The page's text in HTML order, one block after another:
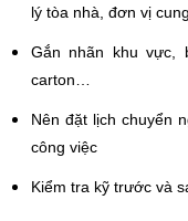
lý tòa nhà, đơn vị
Gắn nhãn khu vực,
carton…
Nên đặt lịch chuyển
công việc
Kiểm tra kỹ trước và